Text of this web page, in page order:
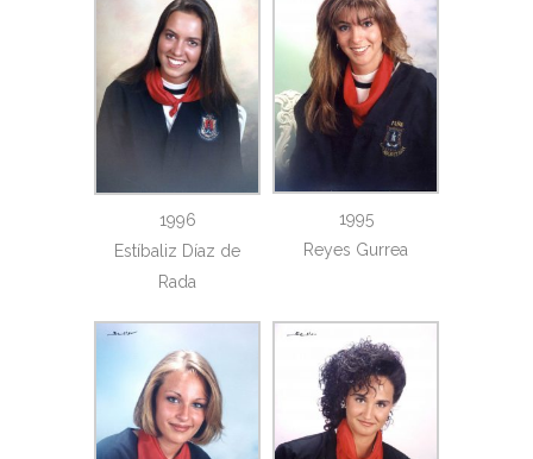
1996
Estíbaliz Díaz de
Rada
1995
Reyes Gurrea